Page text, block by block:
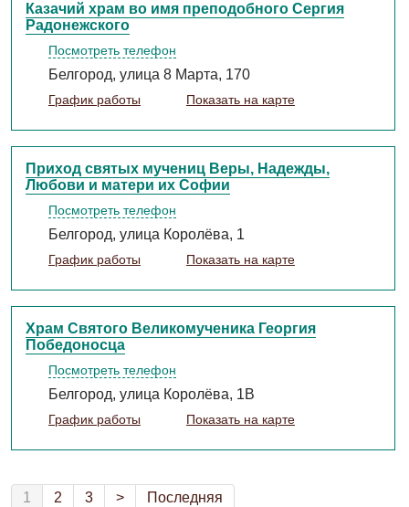
Казачий храм во имя преподобного Сергия
Радонежского
Посмотреть телефон
Белгород, улица 8 Марта, 170
График работы Показать на карте
Приход святых мучениц Веры, Надежды,
Любови и матери их Софии
Посмотреть телефон
Белгород, улица Королёва, 1
График работы Показать на карте
Храм Святого Великомученика Георгия
Победоносца
Посмотреть телефон
Белгород, улица Королёва, 1В
График работы Показать на карте
1 2 3 > Последняя